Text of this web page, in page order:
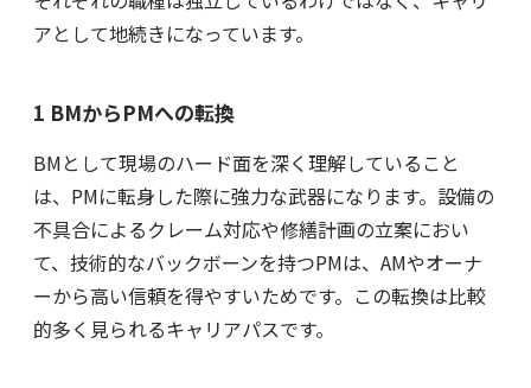
アとして地続きになっています。
1 BMからPMへの転換
BMとして現場のハード面を深く理解していること
は、PMに転身した際に強力な武器になります。設備の
不具合によるクレーム対応や修繕計画の立案におい
て、技術的なバックボーンを持つPMは、AMやオーナ
ーから高い信頼を得やすいためです。この転換は比較
的多く見られるキャリアパスです。